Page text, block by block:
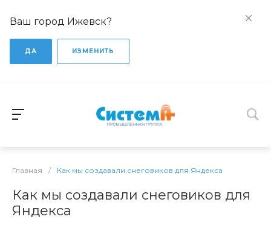
Ваш город Ижевск?
ДА ИЗМЕНИТЬ
Главная / Как мы создавали снеговиков для Яндекса
Как мы создавали снеговиков для
Яндекса